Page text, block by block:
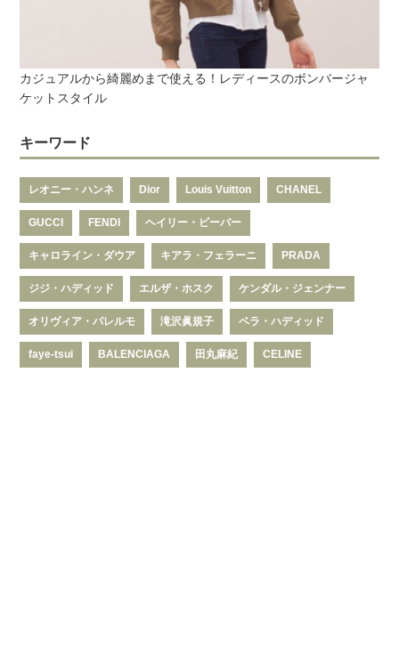
カジュアルから綺麗めまで使える！レディースのボンバージャ
ケットスタイル
キーワード
レオニー・ハンネ Dior Louis Vuitton CHANEL
GUCCI FENDI ヘイリー・ビーバー
キャロライン・ダウア キアラ・フェラーニ PRADA
ジジ・ハディッド エルザ・ホスク ケンダル・ジェンナー
オリヴィア・パレルモ 滝沢眞規子 ベラ・ハディッド
faye-tsui BALENCIAGA 田丸麻紀 CELINE